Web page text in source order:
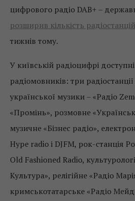
цифрового радіо DAB+ –
розширив кількість радіостанцій
тижнів тому.
У київській радіоцифрі доступні
радіомовників: три радіостанції
української музики – «Радіо
«Промінь», розмовне
музичне «Бізнес радіо»,
Hype radio і DJFM, рок-станція
Old Fashioned Radio,
Культура», релігійне «Радіо
кримськотатарське «Радіо